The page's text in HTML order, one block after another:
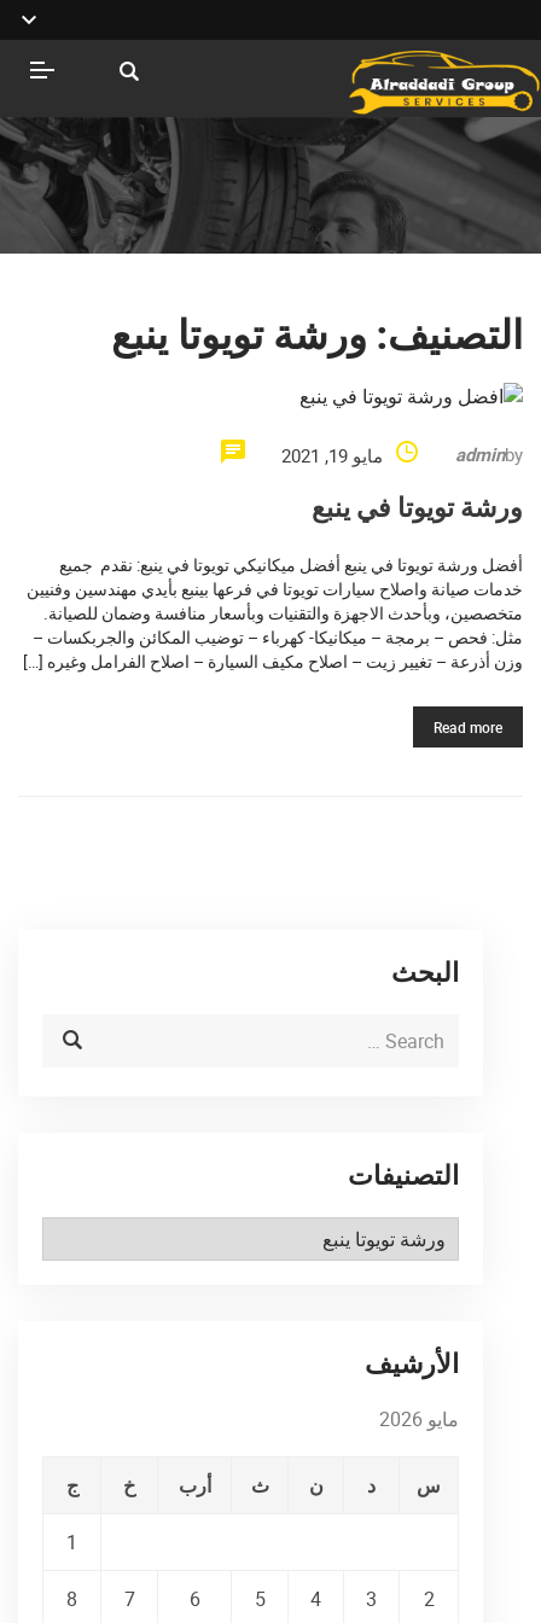
التصنيف: ورشة تويوتا ينبع
by
admin مايو 19, 2021
ورشة تويوتا في ينبع
أفضل ورشة تويوتا في ينبع أفضل ميكانيكي تويوتا في ينبع: نقدم جميع
خدمات صيانة واصلاح سيارات تويوتا في فرعها بينبع بأيدي مهندسين وفنيين
متخصصين، وبأحدث الاجهزة والتقنيات وبأسعار منافسة وضمان للصيانة.
مثل: فحص – برمجة – ميكانيكا- كهرباء – توضيب المكائن والجربكسات –
وزن أذرعة – تغيير زيت – اصلاح مكيف السيارة – اصلاح الفرامل وغيره […]
Read more
البحث
التصنيفات
التصنيفات
الأرشيف
مايو 2026
س د ن ث أرب خ ج
1
2
3
4
5
6
7
8